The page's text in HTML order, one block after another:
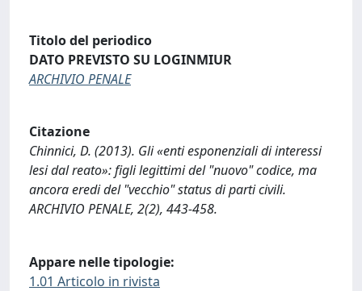
Titolo del periodico
DATO PREVISTO SU LOGINMIUR
ARCHIVIO PENALE
Citazione
Chinnici, D. (2013). Gli «enti esponenziali di interessi
lesi dal reato»: figli legittimi del "nuovo" codice, ma
ancora eredi del "vecchio" status di parti civili.
ARCHIVIO PENALE, 2(2), 443-458.
Appare nelle tipologie:
1.01 Articolo in rivista